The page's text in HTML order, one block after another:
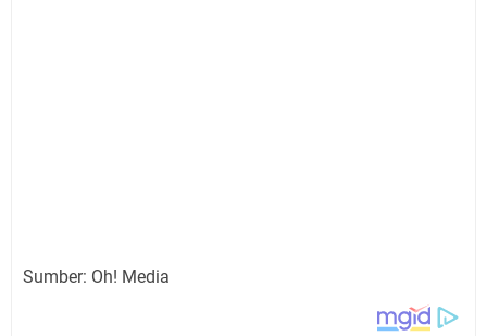
Sumber: Oh! Media